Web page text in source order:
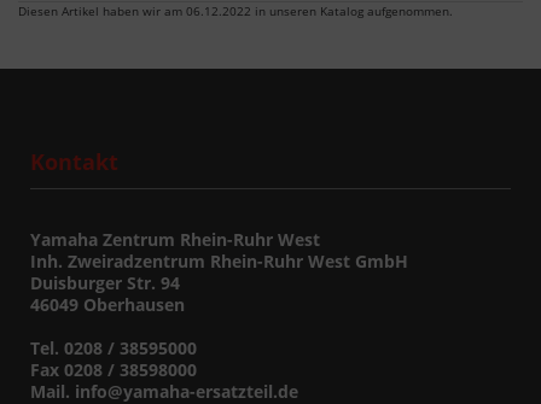
Diesen Artikel haben wir am 06.12.2022 in unseren Katalog aufgenommen.
Kontakt
Yamaha Zentrum Rhein-Ruhr West
Inh. Zweiradzentrum Rhein-Ruhr West GmbH
Duisburger Str. 94
46049 Oberhausen
Tel. 0208 / 38595000
Fax 0208 / 38598000
Mail. info@yamaha-ersatzteil.de